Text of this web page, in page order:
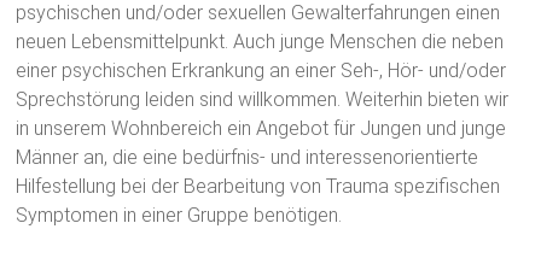
psychischen und/oder sexuellen Gewalterfahrungen einen
neuen Lebensmittelpunkt. Auch junge Menschen die neben
einer psychischen Erkrankung an einer Seh-, Hör- und/oder
Sprechstörung leiden sind willkommen. Weiterhin bieten wir
in unserem Wohnbereich ein Angebot für Jungen und junge
Männer an, die eine bedürfnis- und interessenorientierte
Hilfestellung bei der Bearbeitung von Trauma spezifischen
Symptomen in einer Gruppe benötigen.